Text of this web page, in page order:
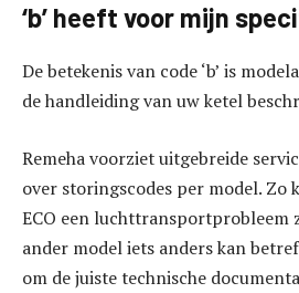
‘b’ heeft voor mijn
De betekenis van code ‘b’ is
de handleiding van uw ketel
Remeha voorziet uitgebreide
over storingscodes per model. Zo
ECO een luchttransportprobleem
ander model iets anders kan
om de juiste technische